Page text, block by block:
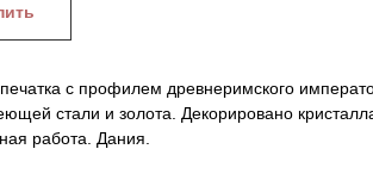
с профилем древнеримского
стали и золота. Декорировано
работа. Дания.